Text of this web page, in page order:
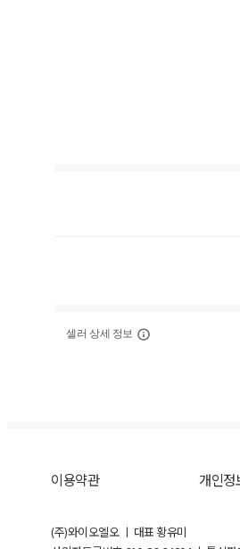
셀러 상세 정보
이용약관 개인정
(주)와이오엘오 ㅣ 대표 황유미